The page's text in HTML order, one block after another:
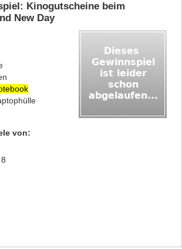
Kinogutscheine beim
New Day
von:
8